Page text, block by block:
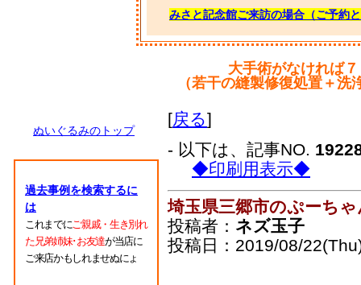
みさと記念館ご来訪の場合（ご予約
大手術がなければ
（若干の縫製修復処置＋
ぬいぐるみのトップ
過去事例を検索するに
は
これまでにご親戚・生き別れ
た兄弟姉妹･お友達が当店に
ご来店かもしれませぬにょ
[戻る]
- 以下は、記事NO.
◆印刷用表示◆
埼玉県三郷市のぷーち
投稿者： ネズ玉子
投稿日：2019/08/